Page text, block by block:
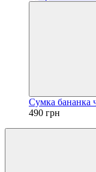
Сумка бананка
490 грн